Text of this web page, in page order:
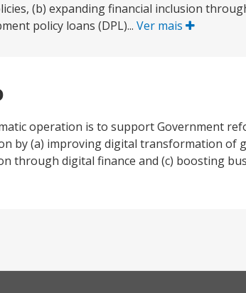
(b) expanding financial inclusion
policy loans (DPL)... Ver mais
operation is to support Government
by (a) improving digital transformation of
through digital finance and (c) boosting